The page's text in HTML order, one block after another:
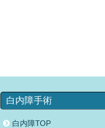
白内障手術
白内障TOP